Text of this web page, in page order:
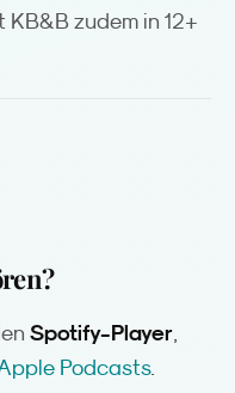
KB&B zudem in 12+
Spotify-Player
Podcasts.